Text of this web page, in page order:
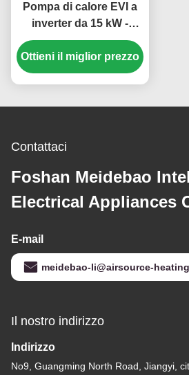
Pompa di calore EVI a
inverter da 15 kW -
Sistema di
riscaldamento e
raffreddamento
vista energetico ed
Ottieni il miglior prezzo
Contattaci
Foshan Meidebao
Electrical Appliances
E-mail
meidebao-li@airsource-
Il nostro indirizzo
Indirizzo
No9, Guangming North Road, Jiangyi,